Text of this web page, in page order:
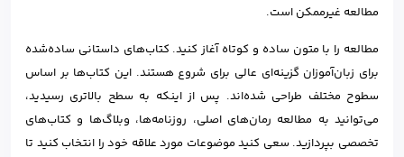
مطالعه غیرممکن است.
مطالعه را با متون ساده و کوتاه آغاز کنید. کتاب‌های داستانی ساده‌شده
برای زبان‌آموزان گزینه‌ای عالی برای شروع هستند. این کتاب‌ها بر اساس
سطوح مختلف طراحی شده‌اند. پس از اینکه به سطح بالاتری رسیدید،
می‌توانید به مطالعه رمان‌های اصلی، روزنامه‌ها، وبلاگ‌ها و کتاب‌های
تخصصی بپردازید. سعی کنید موضوعات مورد علاقه خود را انتخاب کنید تا